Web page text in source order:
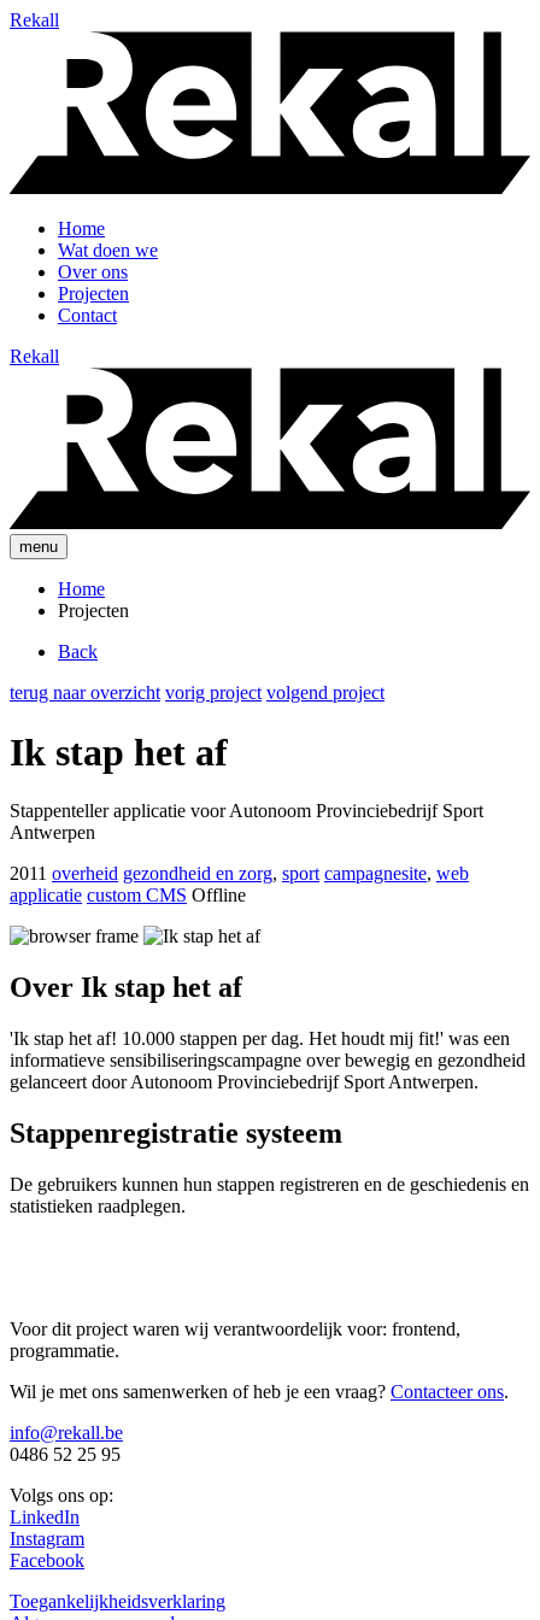
Rekall
Home
Wat doen we
Over ons
Projecten
Contact
Rekall
menu
Home
Projecten
Back
terug naar overzicht vorig project volgend project
Ik stap het af
Stappenteller applicatie voor Autonoom Provinciebedrijf Sport
Antwerpen
2011 overheid gezondheid en zorg, sport campagnesite, web
applicatie custom CMS Offline
Over Ik stap het af
'Ik stap het af! 10.000 stappen per dag. Het houdt mij fit!' was een
informatieve sensibiliseringscampagne over bewegig en gezondheid
gelanceert door Autonoom Provinciebedrijf Sport Antwerpen.
Stappenregistratie systeem
De gebruikers kunnen hun stappen registreren en de geschiedenis en
statistieken raadplegen.
Voor dit project waren wij verantwoordelijk voor: frontend,
programmatie.
Wil je met ons samenwerken of heb je een vraag? Contacteer ons.
info@rekall.be
0486 52 25 95
Volgs ons op:
LinkedIn
Instagram
Facebook
Toegankelijkheidsverklaring